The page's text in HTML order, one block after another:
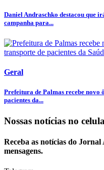
Daniel Andraschko destacou que
campanha para...
Geral
Prefeitura de Palmas recebe
pacientes da...
Nossas notícias no
Receba as notícias do
mensagens.